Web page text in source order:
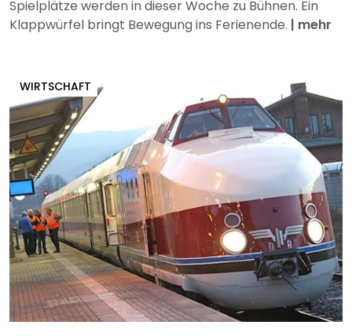
Spielplätze werden in dieser Woche zu Bühnen. Ein
Klappwürfel bringt Bewegung ins Ferienende. | mehr
WIRTSCHAFT